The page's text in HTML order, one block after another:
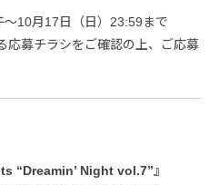
10月17日（日）23:59まで
募チラシをご確認の上、ご応募
“Dreamin’ Night vol.7”』